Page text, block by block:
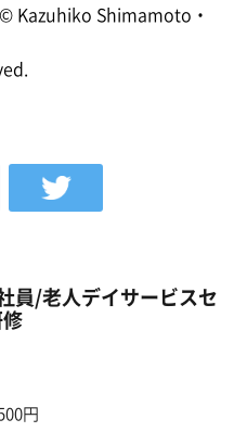
Kazuhiko Shimamoto・
員/老人デイサービスセ
円